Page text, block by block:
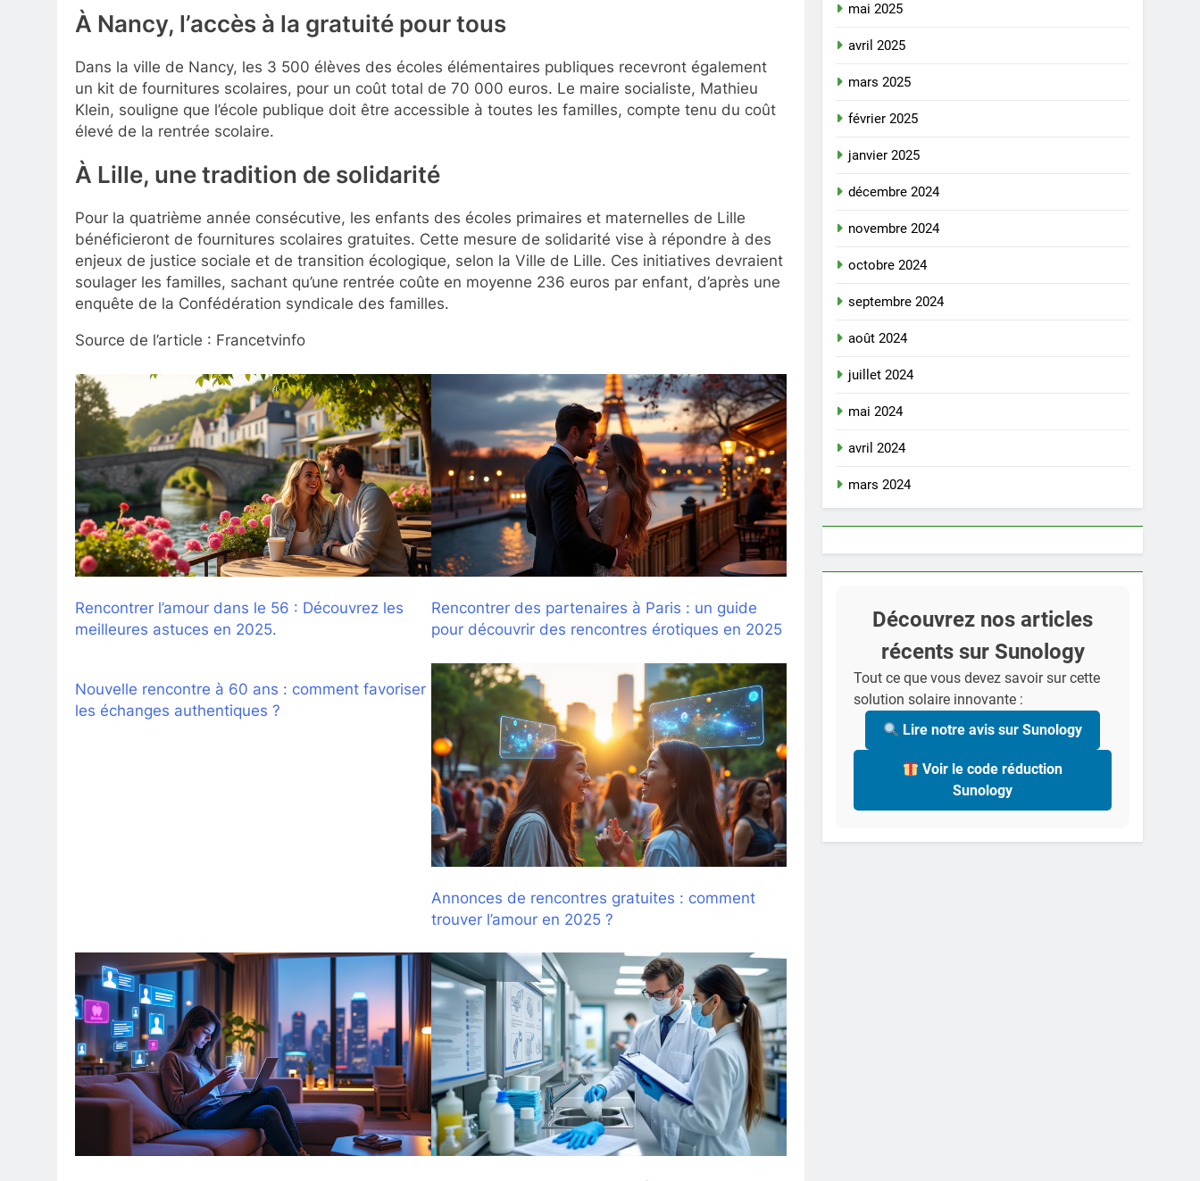
À Nancy, l’accès à la gratuité pour tous
Dans la ville de Nancy, les 3 500 élèves des écoles élémentaires publiques recevront également
un kit de fournitures scolaires, pour un coût total de 70 000 euros. Le maire socialiste, Mathieu
Klein, souligne que l’école publique doit être accessible à toutes les familles, compte tenu du coût
élevé de la rentrée scolaire.
À Lille, une tradition de solidarité
Pour la quatrième année consécutive, les enfants des écoles primaires et maternelles de Lille
bénéficieront de fournitures scolaires gratuites. Cette mesure de solidarité vise à répondre à des
enjeux de justice sociale et de transition écologique, selon la Ville de Lille. Ces initiatives devraient
soulager les familles, sachant qu’une rentrée coûte en moyenne 236 euros par enfant, d’après une
enquête de la Confédération syndicale des familles.
Source de l’article : Francetvinfo
Rencontrer l’amour dans le 56 : Découvrez les
meilleures astuces en 2025.
Rencontrer des partenaires à Paris : un guide
pour découvrir des rencontres érotiques en 2025
Nouvelle rencontre à 60 ans : comment favoriser
les échanges authentiques ?
Annonces de rencontres gratuites : comment
trouver l’amour en 2025 ?
mai 2025
avril 2025
mars 2025
février 2025
janvier 2025
décembre 2024
novembre 2024
octobre 2024
septembre 2024
août 2024
juillet 2024
mai 2024
avril 2024
mars 2024
Découvrez nos articles
récents sur Sunology
Tout ce que vous devez savoir sur cette
solution solaire innovante :
Lire notre avis sur Sunology
Voir le code réduction
Sunology